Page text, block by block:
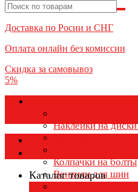
Доставка по Росии и СНГ
Оплата онлайн без комиссии
Скидка за самовывоз
5%
Наклейки на
Колпаки на колеса
Колпачки на болты
Вентили для шин
Каталог товаров
Каталог товаров